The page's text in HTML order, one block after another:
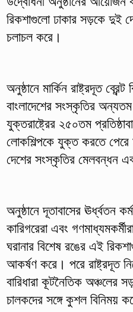
রিকশাগুলো ঢাকার সড়কে দুই
চলাচল করে।
অনুষ্ঠানে মার্কিন রাষ্ট্রদূত
বাংলাদেশের সংস্কৃতির
যুক্তরাষ্ট্রের ২৫০তম
লোকশিল্পকে যুক্ত করতে
দেশের সংস্কৃতির মেলবন্ধন
অনুষ্ঠানে দূতাবাসের ঊর্ধ্বতন
কারিগরেরা এবং
ঘরানার বিশেষ রঙের এই
আকর্ষণ করে। পরে রাষ্ট্রদূত
বারিধারা কূটনৈতিক অঞ্চলের
চালকদের সঙ্গে কুশল বিনিময়